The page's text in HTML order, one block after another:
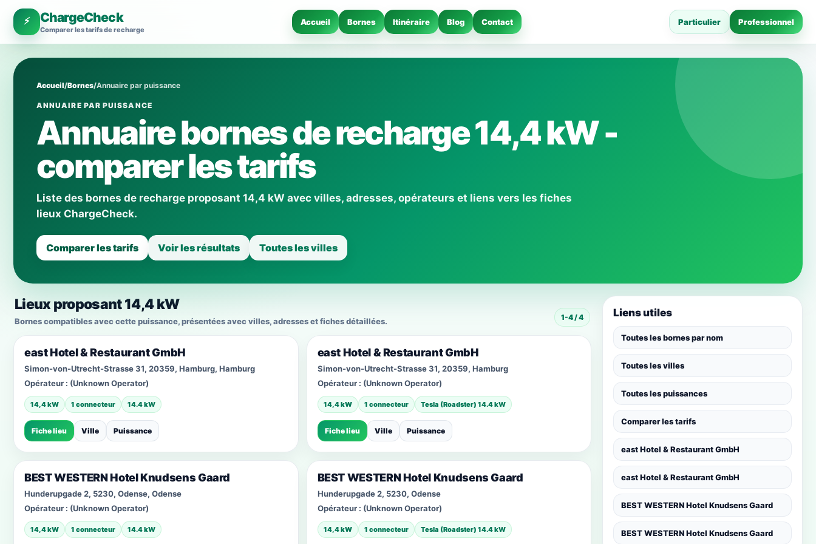
⚡ ChargeCheck
Comparer les tarifs de recharge
Accueil Bornes Itinéraire Blog Contact Particulier Professionnel
Accueil/Bornes/Annuaire par puissance
ANNUAIRE PAR PUISSANCE
Annuaire bornes de recharge 14,4 kW -
comparer les tarifs
Liste des bornes de recharge proposant 14,4 kW avec villes, adresses, opérateurs et liens vers les fiches
lieux ChargeCheck.
Comparer les tarifs Voir les résultats Toutes les villes
Lieux proposant 14,4 kW
Bornes compatibles avec cette puissance, présentées avec villes, adresses et fiches détaillées. 1-4 / 4
east Hotel & Restaurant GmbH
Simon-von-Utrecht-Strasse 31, 20359, Hamburg, Hamburg
Opérateur : (Unknown Operator)
14,4 kW 1 connecteur 14.4 kW
Fiche lieu Ville Puissance
east Hotel & Restaurant GmbH
Simon-von-Utrecht-Strasse 31, 20359, Hamburg
Opérateur : (Unknown Operator)
14,4 kW 1 connecteur Tesla (Roadster) 14.4 kW
Fiche lieu Ville Puissance
BEST WESTERN Hotel Knudsens Gaard
Hunderupgade 2, 5230, Odense, Odense
Opérateur : (Unknown Operator)
14,4 kW 1 connecteur 14.4 kW
BEST WESTERN Hotel Knudsens Gaard
Hunderupgade 2, 5230, Odense
Opérateur : (Unknown Operator)
14,4 kW 1 connecteur Tesla (Roadster) 14.4 kW
Liens utiles
Toutes les bornes par nom
Toutes les villes
Toutes les puissances
Comparer les tarifs
east Hotel & Restaurant GmbH
east Hotel & Restaurant GmbH
BEST WESTERN Hotel Knudsens Gaard
BEST WESTERN Hotel Knudsens Gaard